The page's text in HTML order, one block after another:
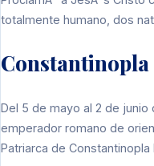
totalmente humano, dos
Del 5 de mayo al 2 de junio
emperador romano de
Patriarca de Constantinopla